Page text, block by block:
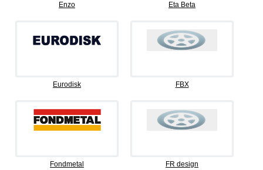
Enzo Eta Beta
Eurodisk FBX
Fondmetal FR design